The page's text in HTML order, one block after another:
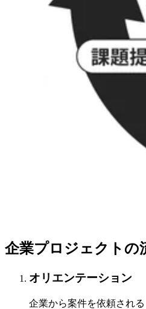
企業プロジェクトの
オリエンテーション
企業から案件を依頼され